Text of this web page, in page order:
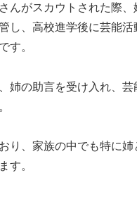
んがスカウトされた際、
し、高校進学後に芸能活
す。
姉の助言を受け入れ、芸
り、家族の中でも特に姉
す。